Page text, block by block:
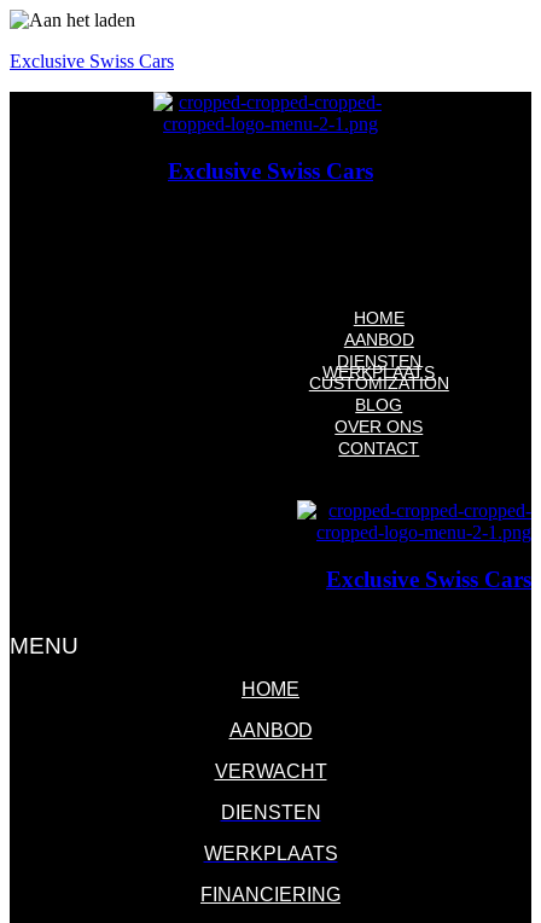
Exclusive Swiss Cars
Exclusive Swiss Cars
HOME
AANBOD
DIENSTEN
Financiering
WERKPLAATS
Aflevering
CUSTOMIZATION
BLOG
OVER ONS
CONTACT
Exclusive Swiss Cars
MENU
HOME
AANBOD
VERWACHT
DIENSTEN
WERKPLAATS
FINANCIERING